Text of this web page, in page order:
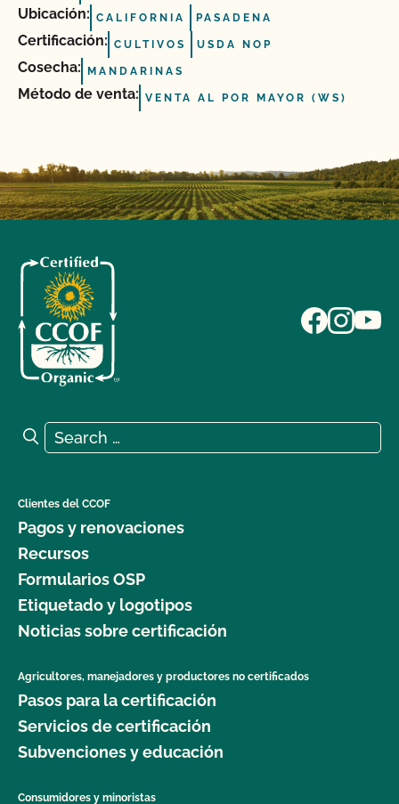
Ubicación: CALIFORNIA PASADENA
Certificación: CULTIVOS USDA NOP
Cosecha: MANDARINAS
Método de venta: VENTA AL POR MAYOR (WS)
Search for:
Search
Clientes del CCOF
Pagos y renovaciones
Recursos
Formularios OSP
Etiquetado y logotipos
Noticias sobre certificación
Agricultores, manejadores y productores no certificados
Pasos para la certificación
Servicios de certificación
Subvenciones y educación
Consumidores y minoristas